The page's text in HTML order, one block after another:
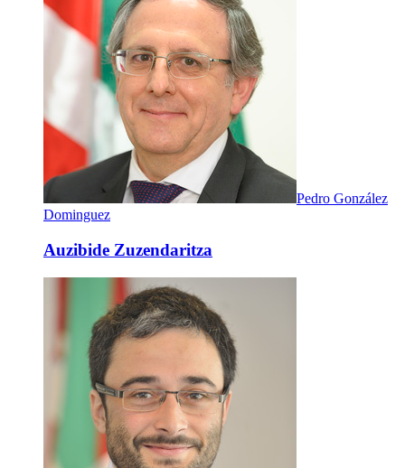
Pedro González
Dominguez
Auzibide Zuzendaritza